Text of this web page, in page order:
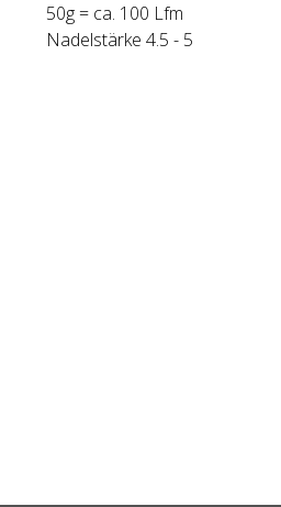
50g = ca. 100 Lfm
Nadelstärke 4.5 - 5